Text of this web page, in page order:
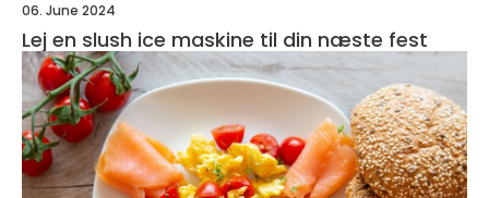
06. June 2024
Lej en slush ice maskine til din næste fest